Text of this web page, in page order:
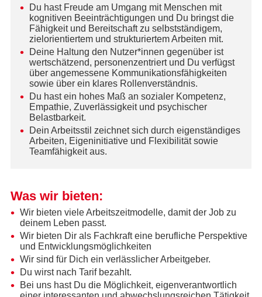
Du hast Freude am Umgang mit Menschen mit
kognitiven Beeinträchtigungen und Du bringst die
Fähigkeit und Bereitschaft zu selbstständigem,
zielorientiertem und strukturiertem Arbeiten mit.
Deine Haltung den Nutzer*innen gegenüber ist
wertschätzend, personenzentriert und Du verfügst
über angemessene Kommunikationsfähigkeiten
sowie über ein klares Rollenverständnis.
Du hast ein hohes Maß an sozialer Kompetenz,
Empathie, Zuverlässigkeit und psychischer
Belastbarkeit.
Dein Arbeitsstil zeichnet sich durch eigenständiges
Arbeiten, Eigeninitiative und Flexibilität sowie
Teamfähigkeit aus.
Was wir bieten:
Wir bieten viele Arbeitszeitmodelle, damit der Job zu
deinem Leben passt.
Wir bieten Dir als Fachkraft eine berufliche Perspektive
und Entwicklungsmöglichkeiten
Wir sind für Dich ein verlässlicher Arbeitgeber.
Du wirst nach Tarif bezahlt.
Bei uns hast Du die Möglichkeit, eigenverantwortlich